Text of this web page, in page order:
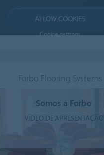
ALLOW COOKIES
Cookie settings
Forbo Flooring Systems
Somos a Forbo
VIDEO DE APRESENTAÇÃO